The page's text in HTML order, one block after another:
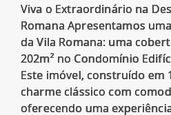
Viva o Extraordinário na
Romana Apresentamos
da Vila Romana: uma
202m² no Condomínio
Este imóvel, construído em
charme clássico com
oferecendo uma